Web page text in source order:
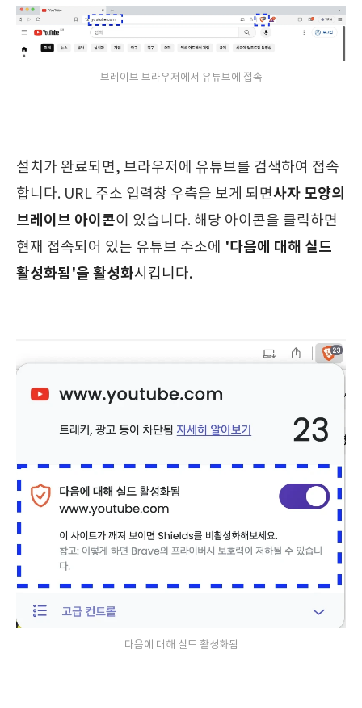
브레이브 브라우저에서 유튜브에 접속
설치가 완료되면, 브라우저에 유튜브를 검색하여 접속
합니다. URL 주소 입력창 우측을 보게 되면사자 모양의
브레이브 아이콘이 있습니다. 해당 아이콘을 클릭하면
현재 접속되어 있는 유튜브 주소에
'다음에 대해 실드
활성화됨'을 활성화시킵니다.
다음에 대해 실드 활성화됨